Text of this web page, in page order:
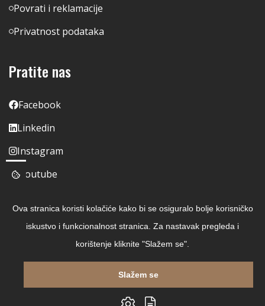
Povrati i reklamacije
Privatnost podataka
Pratite nas
Facebook
Linkedin
Instagram
Youtube
Ova stranica koristi kolačiće kako bi se osiguralo bolje korisničko
iskustvo i funkcionalnost stranica. Za nastavak pregleda i
korištenje kliknite "Slažem se".
Slažem se